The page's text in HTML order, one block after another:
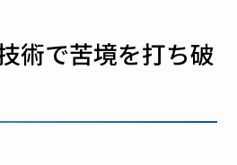
術で苦境を打ち破